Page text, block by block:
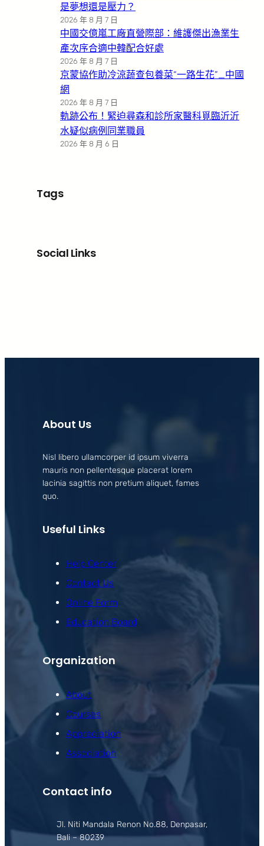
是夢想還是壓力？
2026 年 8 月 7 日
中國交億嵐工廠直營際部：維護傑出漁業生
產次序合適中韓配合好處
2026 年 8 月 7 日
京蒙協作助冷涼蔬查包養菜“一路生花”_中國
網
2026 年 8 月 7 日
軌跡公布！緊迫尋森和診所家醫科覓臨沂沂
水疑似病例同業職員
2026 年 8 月 6 日
Tags
Social Links
About Us
Nisl libero ullamcorper id ipsum viverra
mauris non pellentesque placerat lorem
lacinia sagittis non pretium aliquet, fames
quo.
Useful Links
Help Center
Contact Us
Online Form
Education Board
Organization
About
Courses
Appreciation
Association
Contact info
Jl. Niti Mandala Renon No.88, Denpasar,
Bali – 80239